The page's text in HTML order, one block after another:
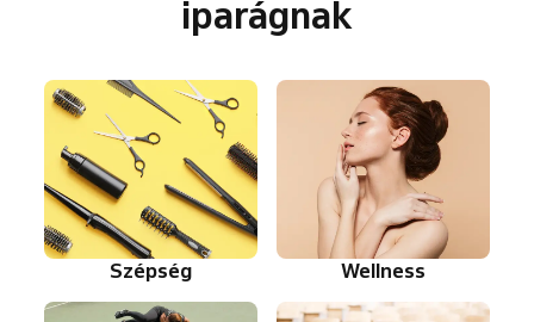
iparágnak
Szépség Wellness